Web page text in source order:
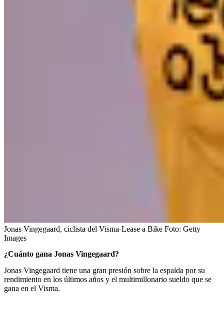
Jonas Vingegaard, ciclista del Visma-Lease a Bike Foto: Getty
Images
¿Cuánto gana Jonas Vingegaard?
Jonas Vingegaard tiene una gran presión sobre la espalda por su
rendimiento en los últimos años y el multimillonario sueldo que se
gana en el Visma.